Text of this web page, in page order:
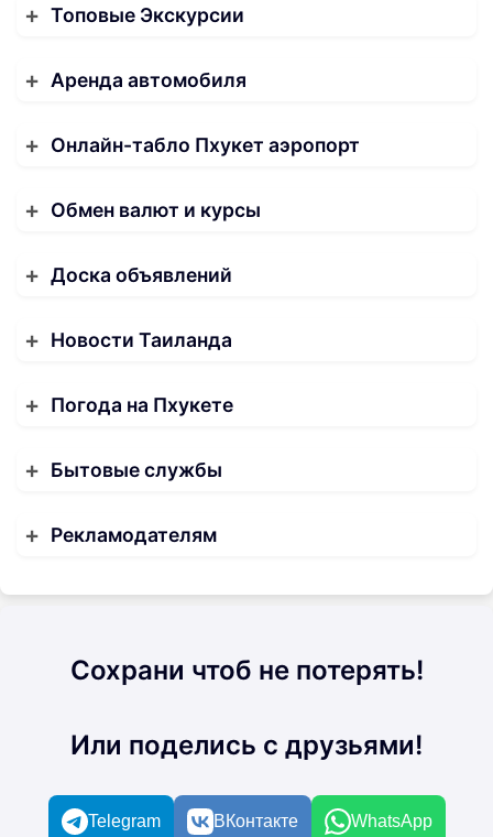
Топовые Экскурсии
Аренда автомобиля
Онлайн-табло Пхукет аэропорт
Обмен валют и курсы
Доска объявлений
Новости Таиланда
Погода на Пхукете
Бытовые службы
Рекламодателям
Сохрани чтоб не потерять!
Или поделись с друзьями!
Telegram ВКонтакте WhatsApp